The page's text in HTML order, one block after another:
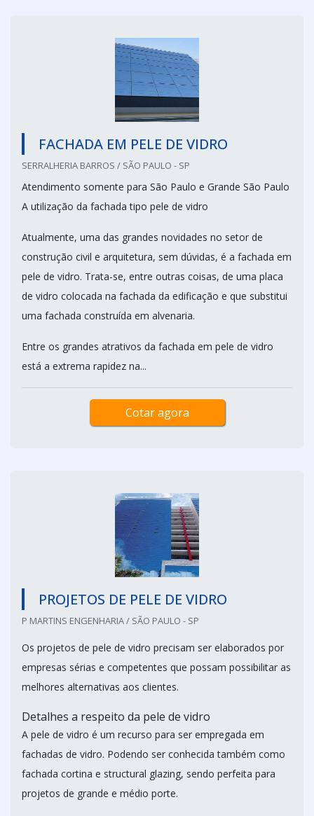
FACHADA EM PELE DE VIDRO
SERRALHERIA BARROS / SÃO PAULO - SP
Atendimento somente para São Paulo e Grande São Paulo
A utilização da fachada tipo pele de vidro
Atualmente, uma das grandes novidades no setor de
construção civil e arquitetura, sem dúvidas, é a fachada em
pele de vidro. Trata-se, entre outras coisas, de uma placa
de vidro colocada na fachada da edificação e que substitui
uma fachada construída em alvenaria.
Entre os grandes atrativos da fachada em pele de vidro
está a extrema rapidez na...
Cotar agora
PROJETOS DE PELE DE VIDRO
P MARTINS ENGENHARIA / SÃO PAULO - SP
Os projetos de pele de vidro precisam ser elaborados por
empresas sérias e competentes que possam possibilitar as
melhores alternativas aos clientes.
Detalhes a respeito da pele de vidro
A pele de vidro é um recurso para ser empregada em
fachadas de vidro. Podendo ser conhecida também como
fachada cortina e structural glazing, sendo perfeita para
projetos de grande e médio porte.